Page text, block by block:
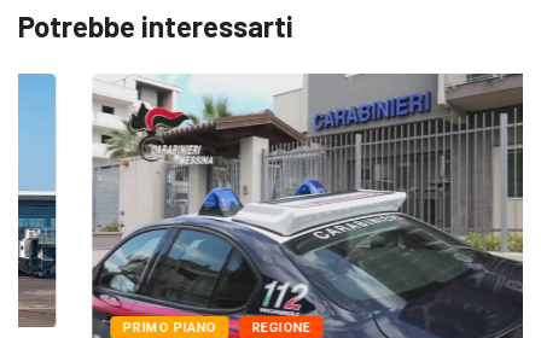
Potrebbe interessarti
PRIMO PIANO REGIONE